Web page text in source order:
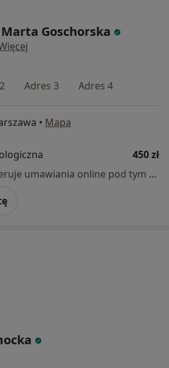
Goschorska
Adres 3 Adres 4
• Mapa
450 zł
Specjalista nie oferuje umawiania online pod tym adresem.